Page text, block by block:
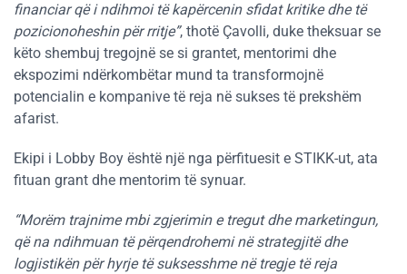
financiar që i ndihmoi të kapërcenin sfidat kritike dhe të
pozicionoheshin për rritje”, thotë Çavolli, duke theksuar se
këto shembuj tregojnë se si grantet, mentorimi dhe
ekspozimi ndërkombëtar mund ta transformojnë
potencialin e kompanive të reja në sukses të prekshëm
afarist.
Ekipi i Lobby Boy është një nga përfituesit e STIKK-ut, ata
fituan grant dhe mentorim të synuar.
“Morëm trajnime mbi zgjerimin e tregut dhe marketingun,
që na ndihmuan të përqendrohemi në strategjitë dhe
logjistikën për hyrje të suksesshme në tregje të reja